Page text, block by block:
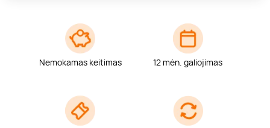
Nemokamas keitimas 12 mėn. galiojimas